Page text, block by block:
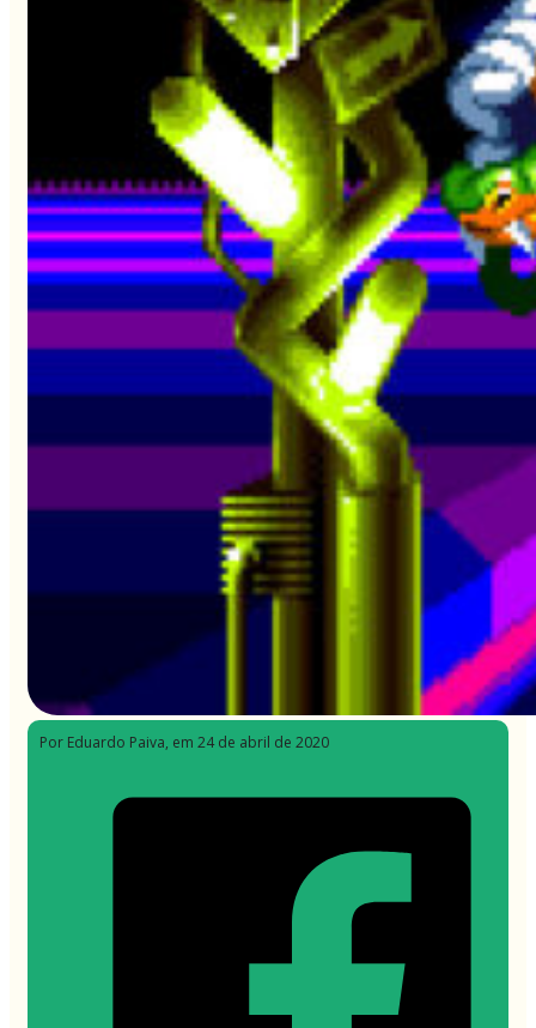
Por Eduardo Paiva, em 24 de abril de 2020